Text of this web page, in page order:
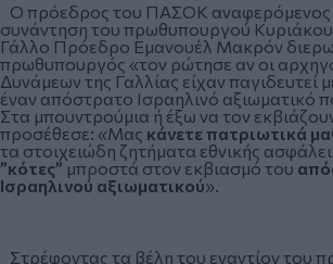
Ο πρόεδρος του ΠΑΣΟΚ
συνάντηση του πρωθυπουργού
Γάλλο Πρόεδρο Εμανουέλ Μακρόν
πρωθυπουργός «τον ρώτησε αν οι
Δυνάμεων της Γαλλίας είχαν παγιδευτεί
έναν απόστρατο Ισραηλινό αξιωματικό
Στα μπουντρούμια ή έξω να τον
προσέθεσε: «Μας κάνετε πατριωτικά
τα στοιχειώδη ζητήματα εθνικής
”κότες” μπροστά στον εκβιασμό του
Ισραηλινού αξιωματικού».
Στρέφοντας τα βέλη του εναντίον του